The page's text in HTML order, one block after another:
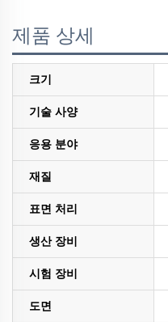
제품 상세
크기
기술 사양
응용 분야
재질
표면 처리
생산 장비
시험 장비
도면